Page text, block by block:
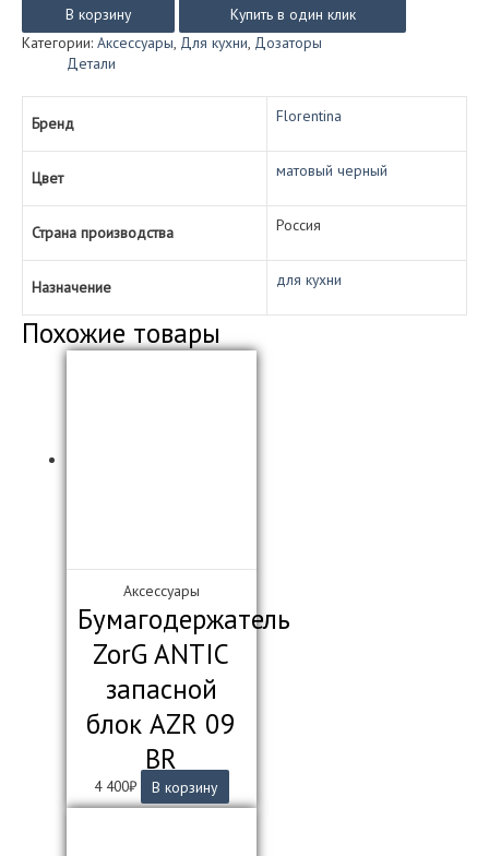
Florentina
Квадро
Ультра
врезной
для
моющего
средства
(матовый
чёрный)
В корзину
Купить в один клик
Категории: Аксессуары, Для кухни, Дозаторы
Детали
Бренд Florentina
Цвет матовый черный
Страна производства Россия
Назначение для кухни
Похожие товары
Аксессуары
Бумагодержатель
ZorG ANTIC
запасной
блок AZR 09
BR
4 400₽ В корзину